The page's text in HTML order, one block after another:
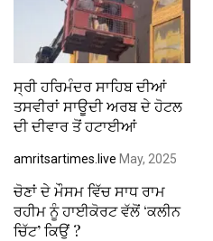
ਸ੍ਰੀ ਹਰਿਮੰਦਰ ਸਾਹਿਬ ਦੀਆਂ
ਤਸਵੀਰਾਂ ਸਾਊਦੀ ਅਰਬ ਦੇ ਹੋਟਲ
ਦੀ ਦੀਵਾਰ ਤੋਂ ਹਟਾਈਆਂ
amritsartimes.live May, 2025
ਚੋਣਾਂ ਦੇ ਮੌਸਮ ਵਿੱਚ ਸਾਧ ਰਾਮ
ਰਹੀਮ ਨੂੰ ਹਾਈਕੋਰਟ ਵੱਲੋਂ ‘ਕਲੀਨ
ਚਿੱਟ’ ਕਿਉਂ ?